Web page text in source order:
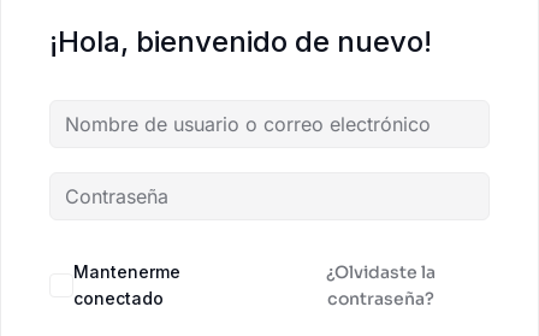
¡Hola, bienvenido de nuevo!
Mantenerme
conectado
¿Olvidaste la
contraseña?